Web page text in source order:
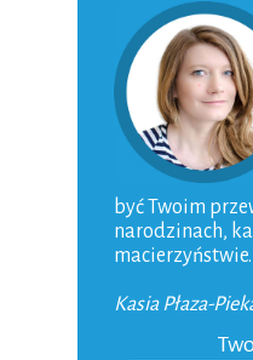
Pierwszy filmik a w
jeden oddech” Paul
24-09-2016
być Twoim
narodzinach,
macierzyństwie.
Kasia Płaza-